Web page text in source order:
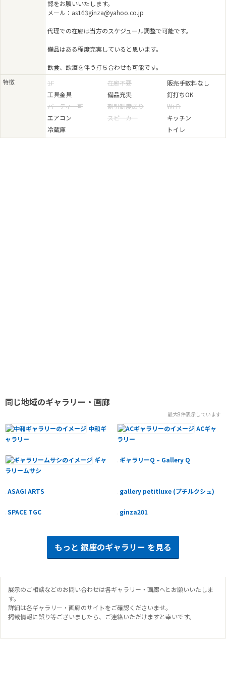
2025.01.30 - 2025.01.30
【京橋蚤の市vol.3】開催のお知らせ
2024.12.21 - 2024.12.22
【継時の美学展vol.4】開催のお知らせ
2024.11.28 - 2024.11.28
【京橋蚤の市vol.2】開催のお知らせ
2024.11.08 - 2024.11.10
【男の隠れ家展-大人の装いと装身具-vol.4】開催のお知らせ
【靴を変えて楽々一万歩!歩行力UPセミナーvol.50】開催のお知らせ
【銀座ぽちっと蚤の市vol.32】開催のお知らせ
2024.02.17 - 2024.02.18
【YEMAポップアップストア】開催のお知らせ
2024.02.04 - 2024.02.04
2023.12.09 - 2023.12.10
【第31回銀座ぽちっと蚤の市】開催のお知らせ
2023.11.10 - 2023.11.12
【男の隠れ家展-大人の装いと装身具-vol.3】開催のお知らせ
認をお願いいたします。
メール：as163ginza@yahoo.co.jp
代理での在廊は当方のスケジュール調整で可能です。
備品はある程度充実していると思います。
飲食、飲酒を伴う打ち合わせも可能です。
特徴
1F 在廊不要
販売手数料なし
工具金具
備品充実
釘打ちOK
パーティー可
割引制度あり
Wi-Fi
エアコン
スピーカー
キッチン
冷蔵庫
トイレ
同じ地域のギャラリー・画廊
最大8件表示しています
中和ギ
ャラリー
ACギャ
ラリー
ギャ
ラリームサシ
ギャラリーQ – Gallery Q
ASAGI ARTS gallery petitluxe (プチルクシュ)
SPACE TGC ginza201
もっと 銀座のギャラリー を見る
展示のご相談などのお問い合わせは各ギャラリー・画廊へとお願いいたしま
す。
詳細は各ギャラリー・画廊のサイトをご確認くださいませ。
掲載情報に誤り等ございましたら、ご連絡いただけますと幸いです。